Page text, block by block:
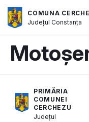
COMUNA
JudețulConstanța
PRIMĂRIA
COMUNEI
CERCHEZU
Județul